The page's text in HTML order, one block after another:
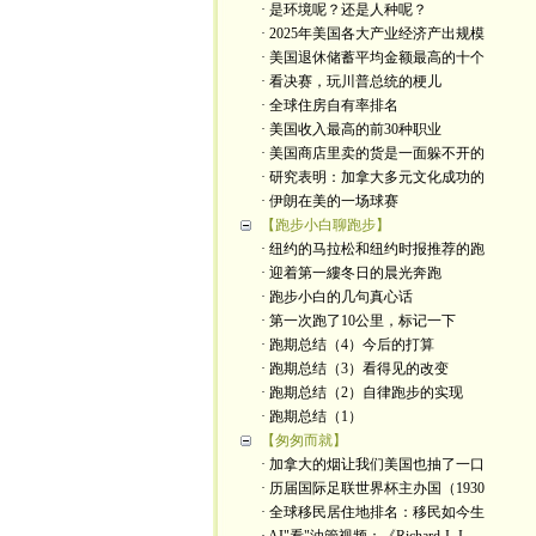
· 是环境呢？还是人种呢？
· 2025年美国各大产业经济产出规模
· 美国退休储蓄平均金额最高的十个
· 看决赛，玩川普总统的梗儿
· 全球住房自有率排名
· 美国收入最高的前30种职业
· 美国商店里卖的货是一面躲不开的
· 研究表明：加拿大多元文化成功的
· 伊朗在美的一场球赛
【跑步小白聊跑步】
· 纽约的马拉松和纽约时报推荐的跑
· 迎着第一縷冬日的晨光奔跑
· 跑步小白的几句真心话
· 第一次跑了10公里，标记一下
· 跑期总结（4）今后的打算
· 跑期总结（3）看得见的改变
· 跑期总结（2）自律跑步的实现
· 跑期总结（1）
【匆匆而就】
· 加拿大的烟让我们美国也抽了一口
· 历届国际足联世界杯主办国（1930
· 全球移民居住地排名：移民如今生